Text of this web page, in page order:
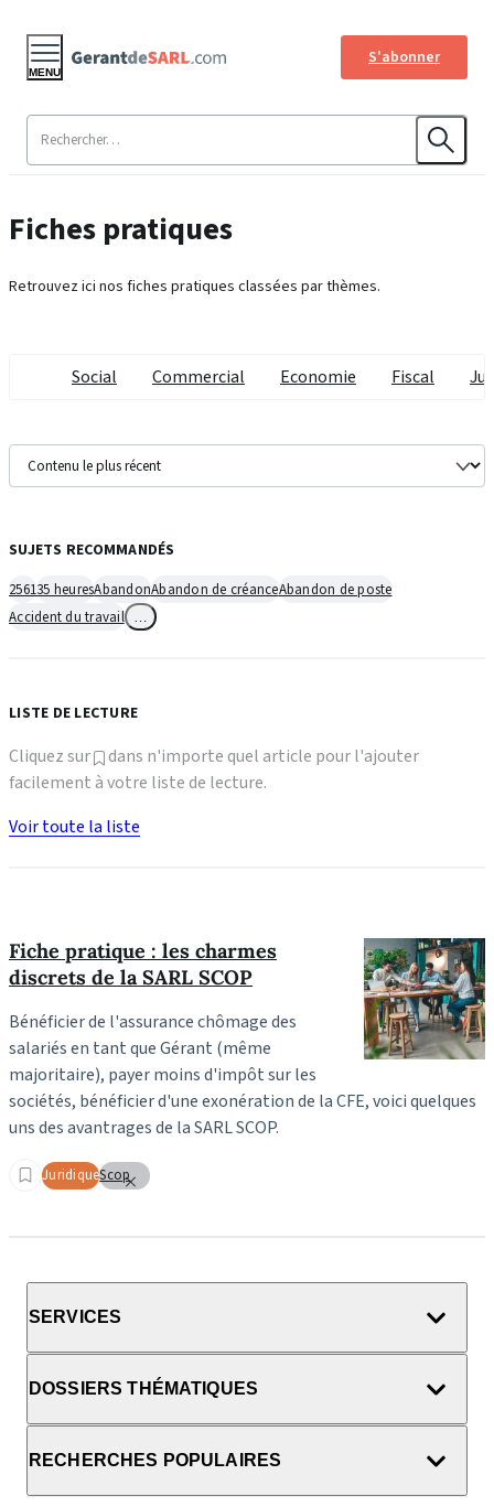
S'abonner
MENU
Fiches pratiques
Retrouvez ici nos fiches pratiques classées par thèmes.
Social Commercial Economie Fiscal
Fiche pratique : les charmes
discrets de la SARL SCOP
Bénéficier de l'assurance chômage des
salariés en tant que Gérant (même
majoritaire), payer moins d'impôt sur les
sociétés, bénéficier d'une exonération de la CFE, voici quelques
uns des avantrages de la SARL SCOP.
JuridiqueScop
SUJETS RECOMMANDÉS
256135 heuresAbandonAbandon de créanceAbandon de poste
Accident du travail
LISTE DE LECTURE
Cliquez sur
dans n'importe quel article pour l'ajouter
facilement à votre liste de lecture.
Voir toute la liste
SERVICES
DOSSIERS THÉMATIQUES
RECHERCHES POPULAIRES